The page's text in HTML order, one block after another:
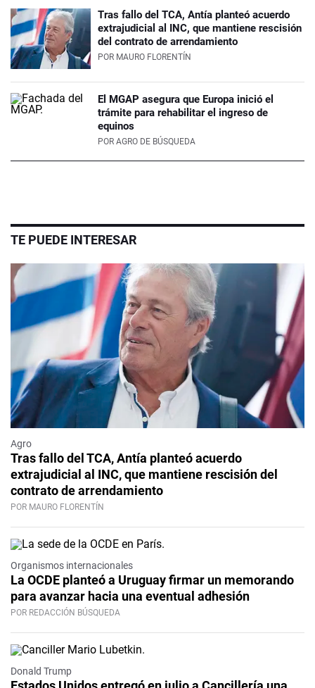
Tras fallo del TCA, Antía planteó acuerdo
extrajudicial al INC, que mantiene rescisión
del contrato de arrendamiento
POR MAURO FLORENTÍN
El MGAP asegura que Europa inició el
trámite para rehabilitar el ingreso de
equinos
POR AGRO DE BÚSQUEDA
TE PUEDE INTERESAR
Agro
Tras fallo del TCA, Antía planteó acuerdo
extrajudicial al INC, que mantiene rescisión del
contrato de arrendamiento
POR MAURO FLORENTÍN
Organismos internacionales
La OCDE planteó a Uruguay firmar un memorando
para avanzar hacia una eventual adhesión
POR REDACCIÓN BÚSQUEDA
Donald Trump